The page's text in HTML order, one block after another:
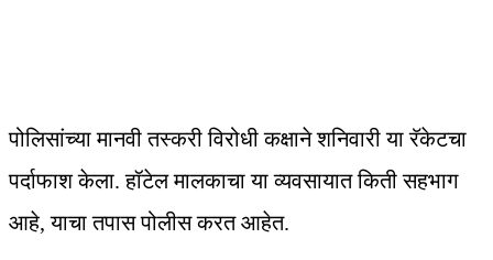
पोलिसांच्या मानवी तस्करी विरोधी कक्षाने शनिवारी या रॅकेटचा
पर्दाफाश केला. हॉटेल मालकाचा या व्यवसायात किती सहभाग
आहे, याचा तपास पोलीस करत आहेत.